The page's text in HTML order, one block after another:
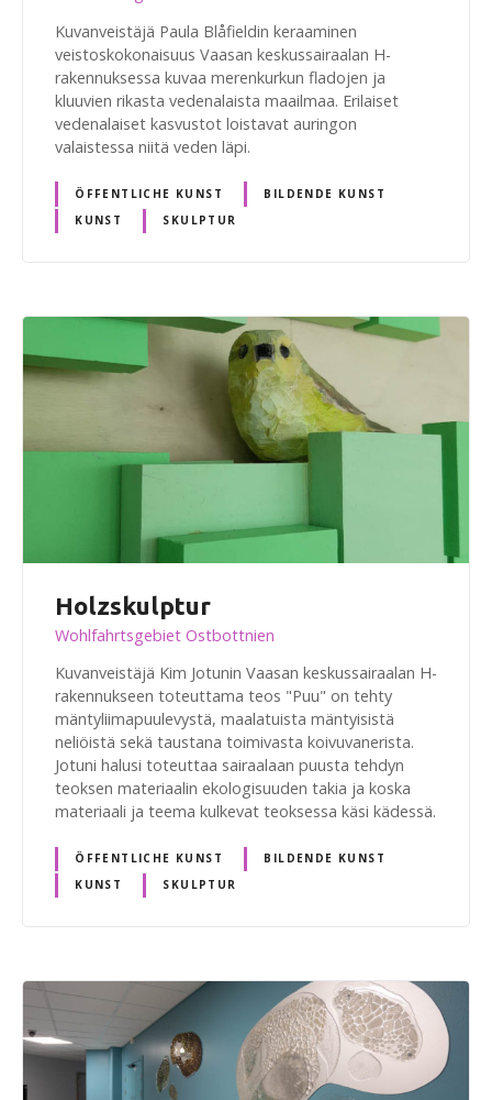
Kuvanveistäjä Paula Blåfieldin keraaminen
veistoskokonaisuus Vaasan keskussairaalan H-
rakennuksessa kuvaa merenkurkun fladojen ja
kluuvien rikasta vedenalaista maailmaa. Erilaiset
vedenalaiset kasvustot loistavat auringon
valaistessa niitä veden läpi.
ÖFFENTLICHE KUNST
BILDENDE KUNST
KUNST
SKULPTUR
Holzskulptur
Wohlfahrtsgebiet Ostbottnien
Kuvanveistäjä Kim Jotunin Vaasan keskussairaalan H-
rakennukseen toteuttama teos "Puu" on tehty
mäntyliimapuulevystä, maalatuista mäntyisistä
neliöistä sekä taustana toimivasta koivuvanerista.
Jotuni halusi toteuttaa sairaalaan puusta tehdyn
teoksen materiaalin ekologisuuden takia ja koska
materiaali ja teema kulkevat teoksessa käsi kädessä.
ÖFFENTLICHE KUNST
BILDENDE KUNST
KUNST
SKULPTUR